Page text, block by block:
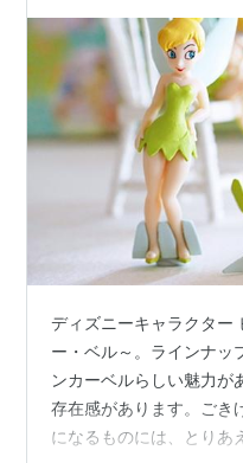
ディズニーキャラクター
ー・ベル～。ラインナッ
ンカーベルらしい魅力が
存在感があります。ごき
になるものには、とりあ